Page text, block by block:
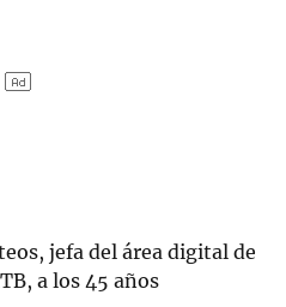
jefa del área digital de
a los 45 años